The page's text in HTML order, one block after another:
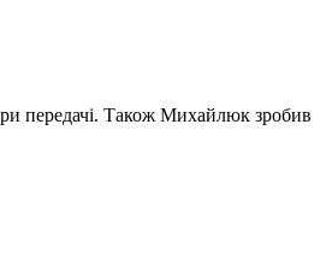
передачі. Також Михайлюк зробив